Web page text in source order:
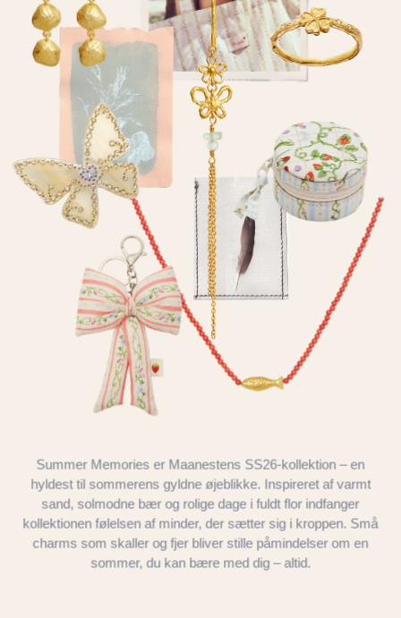
Summer Memories er Maanestens SS26-kollektion – en
hyldest til sommerens gyldne øjeblikke. Inspireret af varmt
sand, solmodne bær og rolige dage i fuldt flor indfanger
kollektionen følelsen af minder, der sætter sig i kroppen. Små
charms som skaller og fjer bliver stille påmindelser om en
sommer, du kan bære med dig – altid.